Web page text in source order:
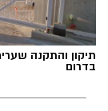
תיקון והתקנה
בדרום